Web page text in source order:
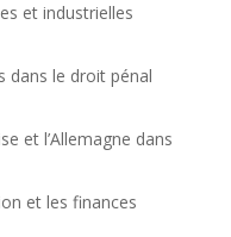
et industrielles
dans le droit pénal
et l’Allemagne dans
et les finances